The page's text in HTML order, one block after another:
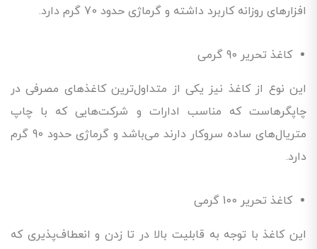
افزارهای روزانه کاربرد داشته و گرماژی حدود 70 گرم دارد.
کاغذ تحریر 90 گرمی
این نوع از کاغذ نیز یکی از متداول‌ترین کاغذهای مصرفی در
چاپگرهاست که مناسب ادارات و شرکت‌هایی که با چاپ
متریال‌های ساده سروکار دارند می‌باشد و گرماژی حدود 90 گرم
دارد.
کاغذ تحریر 100 گرمی
این کاغذ با توجه به قابلیت بالا در تا زدن و انعطاف‌پذیری که